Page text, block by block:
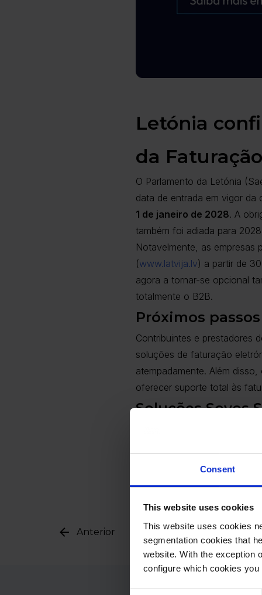
Consent
This website uses cookies
This website uses cookies
segmentation cookies that
website. With the exception
configure which cookies
Letónia
da
O Parlamento da Letónia
data de entrada em vigor
1 de janeiro de 2028. A
também foi adiada para
Notavelmente, as empresas
(www.latvija.lv) a partir de
agora a tornar-se opcional
totalmente o B2B.
Próximos passos
Contribuintes e prestadores
soluções de faturação
atempadamente. Além
oferecer suporte total às
Soluções Sovos
Garanta hoje o
Anterior